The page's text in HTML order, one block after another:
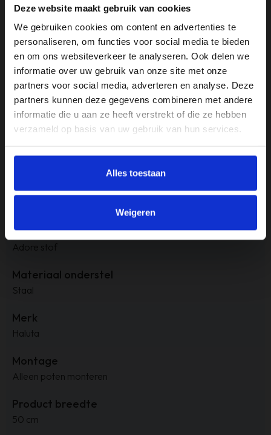
Deze website maakt gebruik van cookies
We gebruiken cookies om content en advertenties te
personaliseren, om functies voor social media te bieden
en om ons websiteverkeer te analyseren. Ook delen we
informatie over uw gebruik van onze site met onze
partners voor social media, adverteren en analyse. Deze
partners kunnen deze gegevens combineren met andere
informatie die u aan ze heeft verstrekt of die ze hebben
verzameld op basis van uw gebruik van hun services.
Alles toestaan
Weigeren
Afmeting
B50 x D55 H88 cm
Armleuninghoogte
N.V.T.
Gewicht
6,9 kg
N (nee)
Kleur
Materiaal
Adore stof
Materiaal onderstel
Staal
Merk
Haluta
Montage
Alleen poten monteren
Product breedte
50 cm